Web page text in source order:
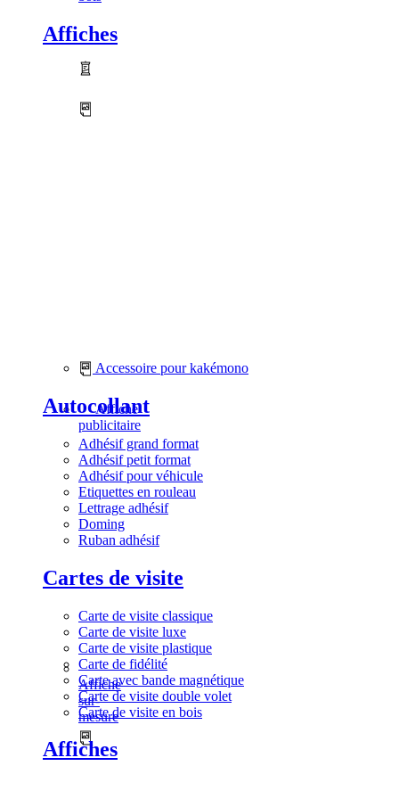
Affiche
publicitaire
Affiches
Affiche
sur-
mesure
Accessoire pour kakémono
Autocollant
Adhésif grand format
Adhésif petit format
Adhésif pour véhicule
Etiquettes en rouleau
Lettrage adhésif
Doming
Ruban adhésif
Cartes de visite
Carte de visite classique
Carte de visite luxe
Carte de visite plastique
Carte de fidélité
Carte avec bande magnétique
Carte de visite double volet
Carte de visite en bois
Affiches